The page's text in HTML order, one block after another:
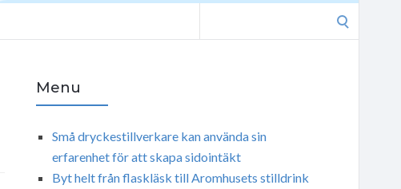
Menu
Små dryckestillverkare kan använda sin
erfarenhet för att skapa sidointäkt
Byt helt från flaskläsk till Aromhusets stilldrink